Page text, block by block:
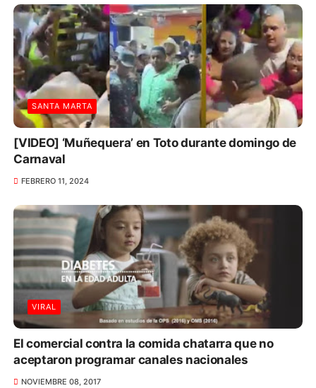
SANTA MARTA
[VIDEO] ‘Muñequera’ en Toto durante domingo de
Carnaval
FEBRERO 11, 2024
VIRAL
El comercial contra la comida chatarra que no
aceptaron programar canales nacionales
NOVIEMBRE 08, 2017